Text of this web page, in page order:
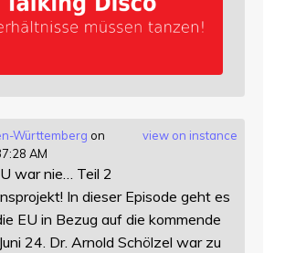
view on instance
Württemberg on
AM
war nie… Teil 2
In dieser Episode geht es
EU in Bezug auf die kommende
24. Dr. Arnold Schölzel war zu